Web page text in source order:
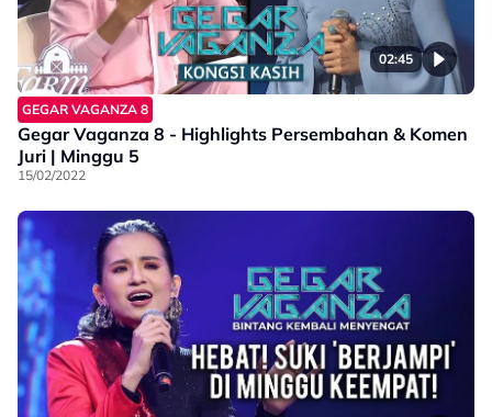
02:45
GEGAR VAGANZA 8
Gegar Vaganza 8 - Highlights Persembahan & Komen
Juri | Minggu 5
15/02/2022